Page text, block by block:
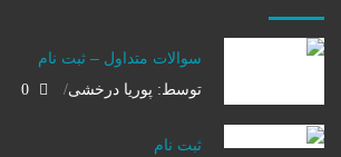
سوالات متداول – ثبت نام
توسط: پوریا درخشی
ثبت نام